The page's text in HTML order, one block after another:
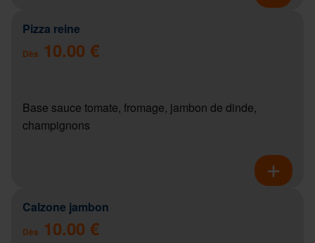
Pizza reine
Dès 10.00 €
Base sauce tomate, fromage, jambon de dinde,
champignons
Calzone jambon
Dès 10.00 €